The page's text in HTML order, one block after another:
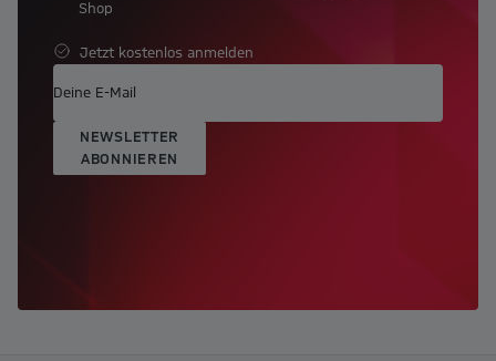
Shop
Jetzt kostenlos anmelden
NEWSLETTER
ABONNIEREN